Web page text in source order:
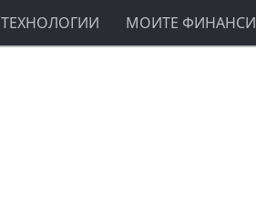
ТЕХНОЛОГИИ МОИТЕ ФИНАНСИ